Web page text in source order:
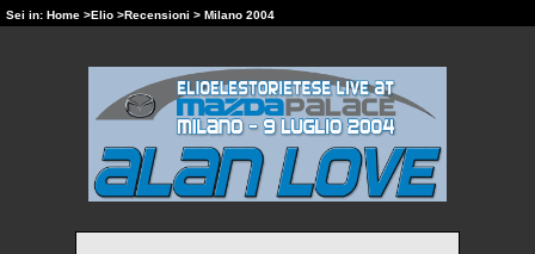
Sei in: Home >Elio >Recensioni > Milano 2004